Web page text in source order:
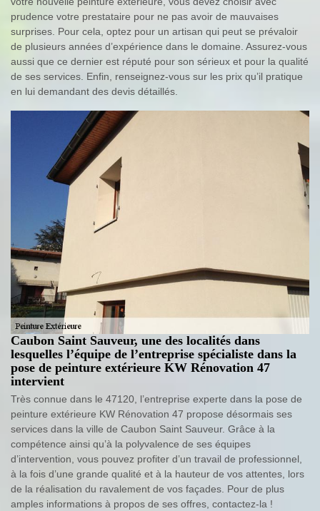
prudence votre prestataire pour ne pas avoir de mauvaises
surprises. Pour cela, optez pour un artisan qui peut se prévaloir
de plusieurs années d’expérience dans le domaine. Assurez-vous
aussi que ce dernier est réputé pour son sérieux et pour la qualité
de ses services. Enfin, renseignez-vous sur les prix qu’il pratique
en lui demandant des devis détaillés.
Caubon Saint Sauveur, une des localités dans
lesquelles l’équipe de l’entreprise spécialiste dans la
pose de peinture extérieure KW Rénovation 47
intervient
Très connue dans le 47120, l’entreprise experte dans la pose de
peinture extérieure KW Rénovation 47 propose désormais ses
services dans la ville de Caubon Saint Sauveur. Grâce à la
compétence ainsi qu’à la polyvalence de ses équipes
d’intervention, vous pouvez profiter d’un travail de professionnel,
à la fois d’une grande qualité et à la hauteur de vos attentes, lors
de la réalisation du ravalement de vos façades. Pour de plus
amples informations à propos de ses offres, contactez-la !